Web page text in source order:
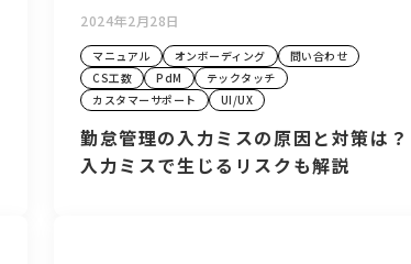
2024年2月28日
マニュアル オンボーディング
問い合わせ
CS工数
PdM
テックタッチ
カスタマーサポート
UI/UX
勤怠管理の入力ミスの原因と対策は？
入力ミスで生じるリスクも解説